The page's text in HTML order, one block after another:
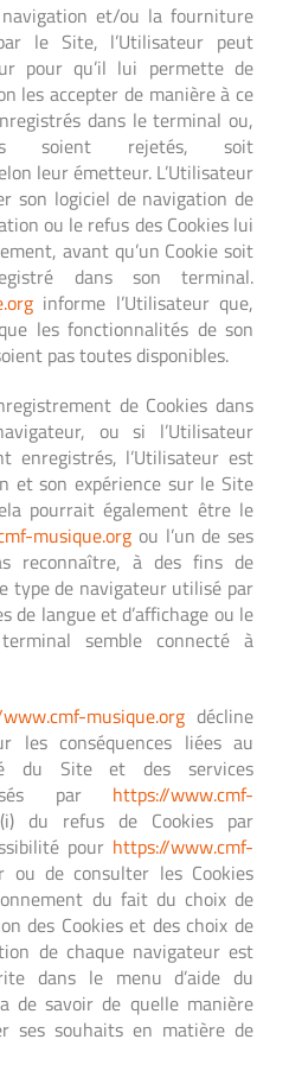
et/ou la fourniture
le Site, l’Utilisateur peut
pour qu’il lui permette de
les accepter de manière à ce
dans le terminal ou,
soient rejetés, soit
leur émetteur. L’Utilisateur
son logiciel de navigation de
ou le refus des Cookies lui
avant qu’un Cookie soit
dans son terminal.
informe l’Utilisateur que,
les fonctionnalités de son
pas toutes disponibles.
de Cookies dans
ou si l’Utilisateur
enregistrés, l’Utilisateur est
et son expérience sur le Site
pourrait également être le
musique.org ou l’un de ses
reconnaître, à des fins de
type de navigateur utilisé par
de langue et d’affichage ou le
semble connecté à
musique.orgdécline
les conséquences liées au
du Site et des services
par https://www.cmf-
du refus de Cookies par
pour https://www.cmf-
ou de consulter les Cookies
du fait du choix de
des Cookies et des choix de
de chaque navigateur est
dans le menu d’aide du
de savoir de quelle manière
ses souhaits en matière de